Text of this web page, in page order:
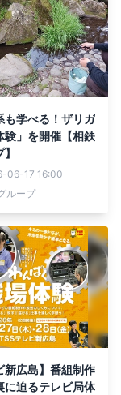
も学べる！ザリガ
験」を開催【相鉄
06-17 16:00
ループ
新広島】番組制作
に迫るテレビ局体